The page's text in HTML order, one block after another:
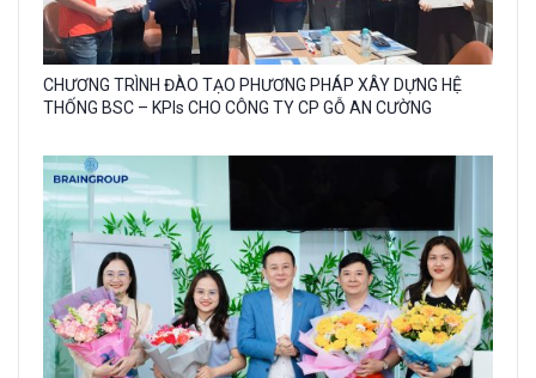
Gallery
image
CHƯƠNG TRÌNH ĐÀO TẠO PHƯƠNG PHÁP XÂY DỰNG HỆ
THỐNG BSC – KPIs CHO CÔNG TY CP GỖ AN CƯỜNG